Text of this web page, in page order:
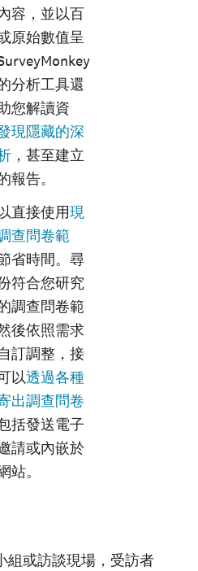
容，並以百
原始數值呈
分析工具還
您解讀資
現隱藏的深
，甚至建立
報告。
直接使用現
查問卷範
省時間。尋
符合您研究
調查問卷範
後依照需求
訂調整，接
以透過各種
出調查問卷
括發送電子
請或內嵌於
站。
組或訪談現場，受訪者